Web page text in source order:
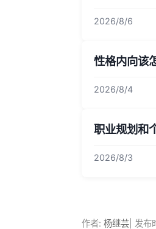
2026/8/6
性格内向该
2026/8/4
职业规划和
2026/8/3
作者: 杨继芸 | 发